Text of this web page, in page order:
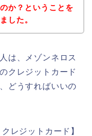
か？ということを
した。
は、メゾンネロス
クレジットカード
どうすればいいの
レジットカード】